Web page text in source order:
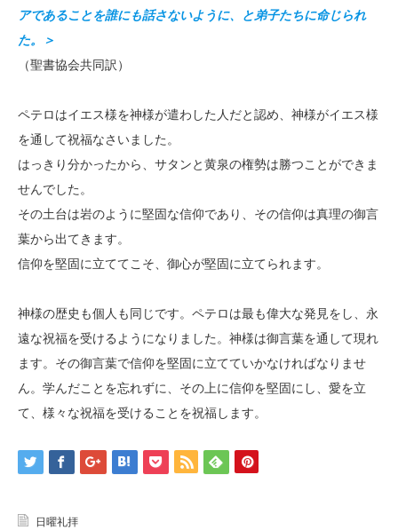
アであることを誰にも話さないように、と弟子たちに命じられ
た。＞
（聖書協会共同訳）
ペテロはイエス様を神様が遣わした人だと認め、神様がイエス様
を通して祝福なさいました。
はっきり分かったから、サタンと黄泉の権勢は勝つことができま
せんでした。
その土台は岩のように堅固な信仰であり、その信仰は真理の御言
葉から出てきます。
信仰を堅固に立ててこそ、御心が堅固に立てられます。
神様の歴史も個人も同じです。ペテロは最も偉大な発見をし、永
遠な祝福を受けるようになりました。神様は御言葉を通して現れ
ます。その御言葉で信仰を堅固に立てていかなければなりませ
ん。学んだことを忘れずに、その上に信仰を堅固にし、愛を立
て、様々な祝福を受けることを祝福します。
日曜礼拝